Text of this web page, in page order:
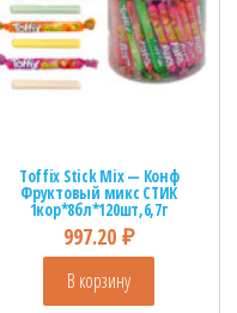
Toffix Stick Mix — Конф
Фруктовый микс СТИК
1кор*8бл*120шт,6,7г
997.20₽
В корзину